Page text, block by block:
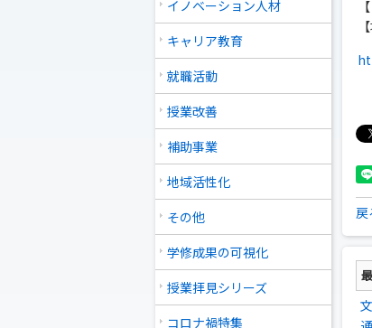
イノベーション人材
キャリア教育
就職活動
授業改善
補助事業
地域活性化
その他
学修成果の可視化
授業拝見シリーズ
コロナ禍特集
戻